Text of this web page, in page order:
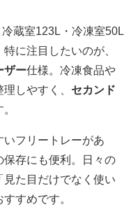
蔵室123L・冷凍室50L
に注目したいのが、
ザー仕様。冷凍食品や
しやすく、 セカンド
フリートレーがあ
保存にも便利。日々の
た目だけでなく使い
すめです。